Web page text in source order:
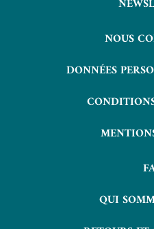
NOUS
DONNÉES
QUI